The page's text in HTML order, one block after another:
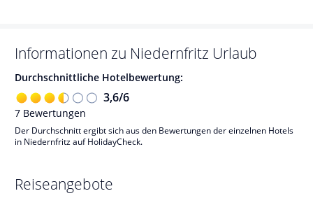
Informationen zu Niedernfritz Urlaub
Durchschnittliche Hotelbewertung:
3,6/6
7 Bewertungen
Der Durchschnitt ergibt sich aus den Bewertungen der einzelnen Hotels
in Niedernfritz auf HolidayCheck.
Reiseangebote